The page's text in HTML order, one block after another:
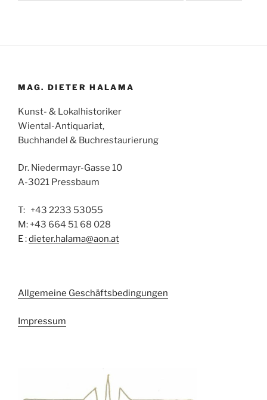
MAG. DIETER HALAMA
Kunst- & Lokalhistoriker
Wiental-Antiquariat,
Buchhandel & Buchrestaurierung
Dr. Niedermayr-Gasse 10
A-3021 Pressbaum
T: +43 2233 53055
M: +43 664 51 68 028
E :dieter.halama@aon.at
Allgemeine Geschäftsbedingungen
Impressum